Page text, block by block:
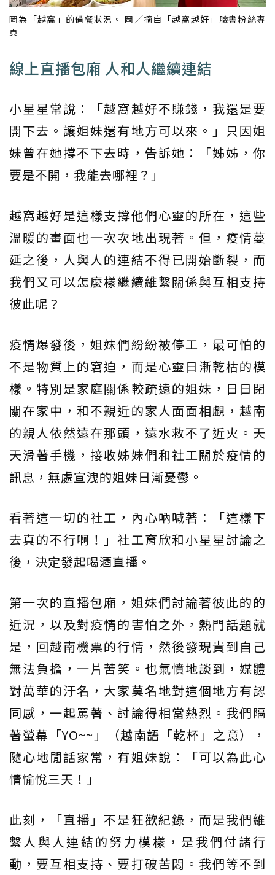
圖為「越窩」的備餐狀況。 圖／摘自「越窩越好」臉書粉絲專
頁
線上直播包廂 人和人繼續連結
小星星常說：「越窩越好不賺錢，我還是要
開下去。讓姐妹還有地方可以來。」只因姐
妹曾在她撐不下去時，告訴她：「姊姊，你
要是不開，我能去哪裡？」
越窩越好是這樣支撐他們心靈的所在，這些
溫暖的畫面也一次次地出現著。但，疫情蔓
延之後，人與人的連結不得已開始斷裂，而
我們又可以怎麼樣繼續維繫關係與互相支持
彼此呢？
疫情爆發後，姐妹們紛紛被停工，最可怕的
不是物質上的窘迫，而是心靈日漸乾枯的模
樣。特別是家庭關係較疏遠的姐妹，日日閉
關在家中，和不親近的家人面面相覷，越南
的親人依然遠在那頭，遠水救不了近火。天
天滑著手機，接收姊妹們和社工關於疫情的
訊息，無處宣洩的姐妹日漸憂鬱。
看著這一切的社工，內心吶喊著：「這樣下
去真的不行啊！」社工育欣和小星星討論之
後，決定發起喝酒直播。
第一次的直播包廂，姐妹們討論著彼此的的
近況，以及對疫情的害怕之外，熱門話題就
是，回越南機票的行情，然後發現貴到自己
無法負擔，一片苦笑。也氣憤地談到，媒體
對萬華的汙名，大家莫名地對這個地方有認
同感，一起罵著、討論得相當熱烈。我們隔
著螢幕「YO~~」（越南語「乾杯」之意），
隨心地閒話家常，有姐妹說：「可以為此心
情愉悅三天！」
此刻，「直播」不是狂歡紀錄，而是我們維
繫人與人連結的努力模樣，是我們付諸行
動，要互相支持、要打破苦悶。我們等不到